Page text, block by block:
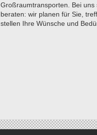
Großraumtransporten. Bei
beraten: wir planen für Sie,
stellen Ihre Wünsche und